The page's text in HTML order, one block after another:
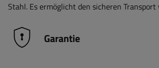
Stahl. Es ermöglicht den sicheren
Garantie